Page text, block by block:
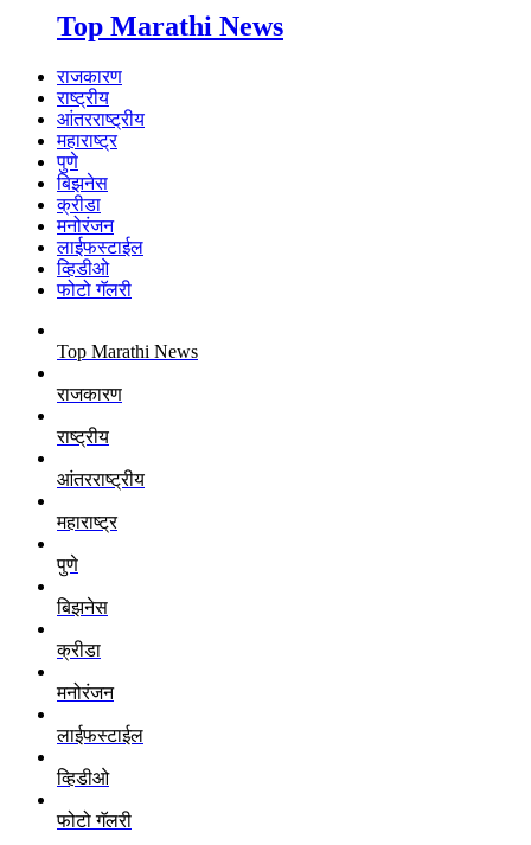
Top Marathi News
राजकारण
राष्ट्रीय
आंतरराष्ट्रीय
महाराष्ट्र
पुणे
बिझनेस
क्रीडा
मनोरंजन
लाईफस्टाईल
व्हिडीओ
फोटो गॅलरी
Top Marathi News
राजकारण
राष्ट्रीय
आंतरराष्ट्रीय
महाराष्ट्र
पुणे
बिझनेस
क्रीडा
मनोरंजन
लाईफस्टाईल
व्हिडीओ
फोटो गॅलरी